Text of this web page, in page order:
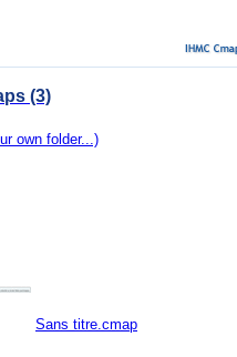
(3)
own folder...)
Sans titre.cmap